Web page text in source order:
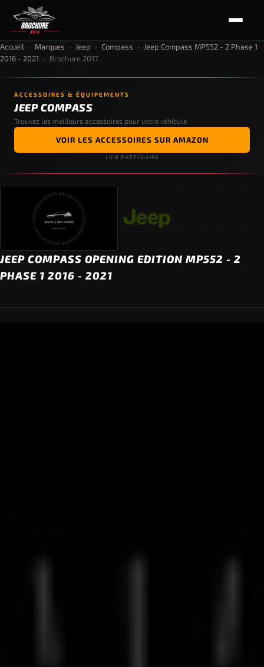
Accueil › Marques › Jeep › Compass ›
Jeep Compass MP552 - 2 Phase 1
2016 - 2021 › Brochure 2017
ACCESSOIRES & ÉQUIPEMENTS
JEEP COMPASS
Trouvez les meilleurs accessoires pour votre véhicule
VOIR LES ACCESSOIRES SUR AMAZON
LIEN PARTENAIRE
JEEP COMPASS OPENING EDITION MP552 - 2
PHASE 1 2016 - 2021